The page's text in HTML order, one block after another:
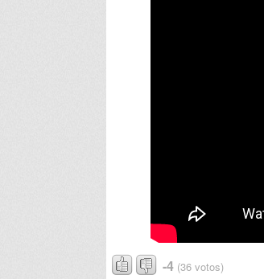
-4 (36 votos)